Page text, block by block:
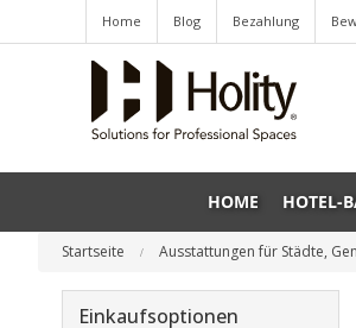
Home Blog Bezahlung
HOME HOTEL-
Startseite Ausstattungen für Städte,
Einkaufsoptionen